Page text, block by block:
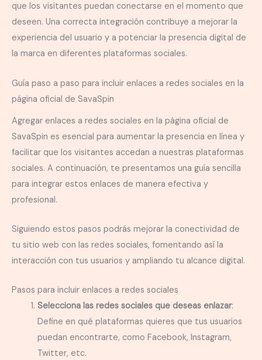
que los visitantes puedan conectarse en el momento que
deseen. Una correcta integración contribuye a mejorar la
experiencia del usuario y a potenciar la presencia digital de
la marca en diferentes plataformas sociales.
Guía paso a paso para incluir enlaces a redes sociales en la
página oficial de SavaSpin
Agregar enlaces a redes sociales en la página oficial de
SavaSpin es esencial para aumentar la presencia en línea y
facilitar que los visitantes accedan a nuestras plataformas
sociales. A continuación, te presentamos una guía sencilla
para integrar estos enlaces de manera efectiva y
profesional.
Siguiendo estos pasos podrás mejorar la conectividad de
tu sitio web con las redes sociales, fomentando así la
interacción con tus usuarios y ampliando tu alcance digital.
Pasos para incluir enlaces a redes sociales
Selecciona las redes sociales que deseas enlazar:
Define en qué plataformas quieres que tus usuarios
puedan encontrarte, como Facebook, Instagram,
Twitter, etc.